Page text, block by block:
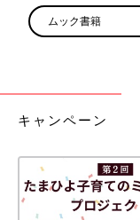
ムック書籍
キャンペーン